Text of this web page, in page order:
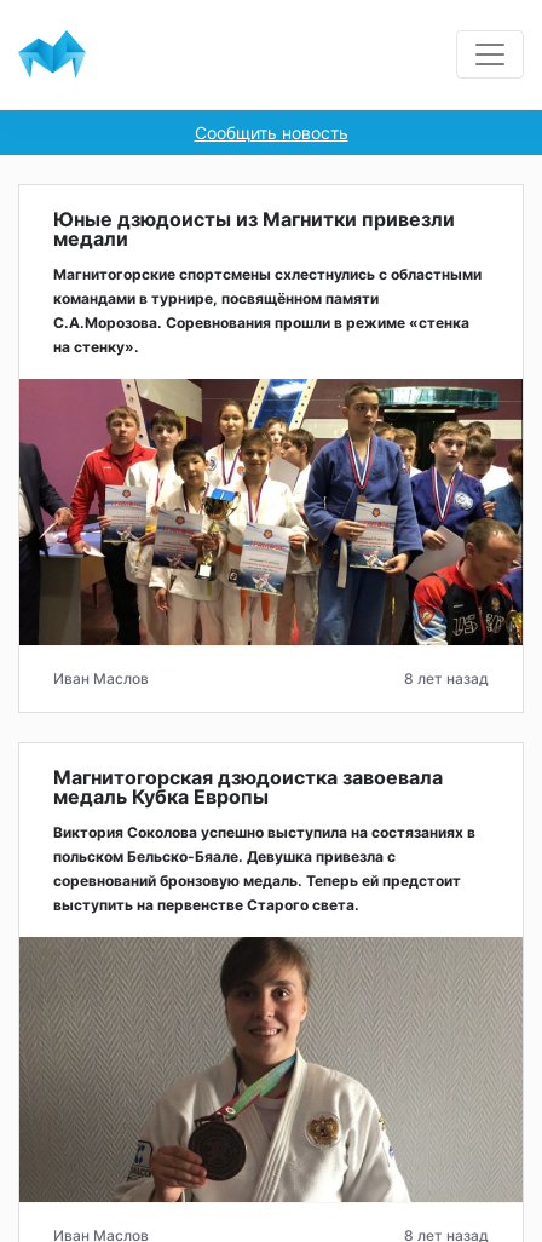
Сообщить новость
Юные дзюдоисты из Магнитки привезли
медали
Магнитогорские спортсмены схлестнулись с областными
командами в турнире, посвящённом памяти
С.А.Морозова. Соревнования прошли в режиме «стенка
на стенку».
Иван Маслов 8 лет назад
Магнитогорская дзюдоистка завоевала
медаль Кубка Европы
Виктория Соколова успешно выступила на состязаниях в
польском Бельско-Бяале. Девушка привезла с
соревнований бронзовую медаль. Теперь ей предстоит
выступить на первенстве Старого света.
Иван Маслов 8 лет назад